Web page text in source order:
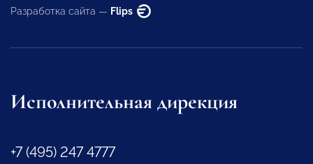
Разработка сайта — Flips
Исполнительная дирекция
+7 (495) 247 4777